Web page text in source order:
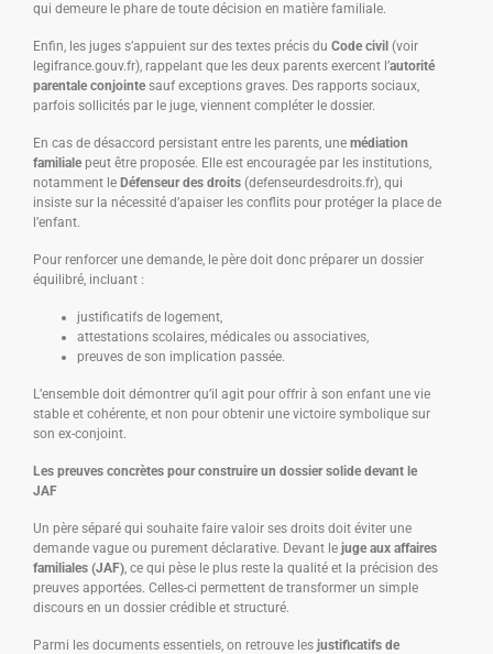
qui demeure le phare de toute décision en matière familiale.
Enfin, les juges s’appuient sur des textes précis du Code civil (voir
legifrance.gouv.fr), rappelant que les deux parents exercent l’autorité
parentale conjointe sauf exceptions graves. Des rapports sociaux,
parfois sollicités par le juge, viennent compléter le dossier.
En cas de désaccord persistant entre les parents, une médiation
familiale peut être proposée. Elle est encouragée par les institutions,
notamment le Défenseur des droits (defenseurdesdroits.fr), qui
insiste sur la nécessité d’apaiser les conflits pour protéger la place de
l’enfant.
Pour renforcer une demande, le père doit donc préparer un dossier
équilibré, incluant :
justificatifs de logement,
attestations scolaires, médicales ou associatives,
preuves de son implication passée.
L’ensemble doit démontrer qu’il agit pour offrir à son enfant une vie
stable et cohérente, et non pour obtenir une victoire symbolique sur
son ex-conjoint.
Les preuves concrètes pour construire un dossier solide devant le
JAF
Un père séparé qui souhaite faire valoir ses droits doit éviter une
demande vague ou purement déclarative. Devant le juge aux affaires
familiales (JAF), ce qui pèse le plus reste la qualité et la précision des
preuves apportées. Celles-ci permettent de transformer un simple
discours en un dossier crédible et structuré.
Parmi les documents essentiels, on retrouve les justificatifs de